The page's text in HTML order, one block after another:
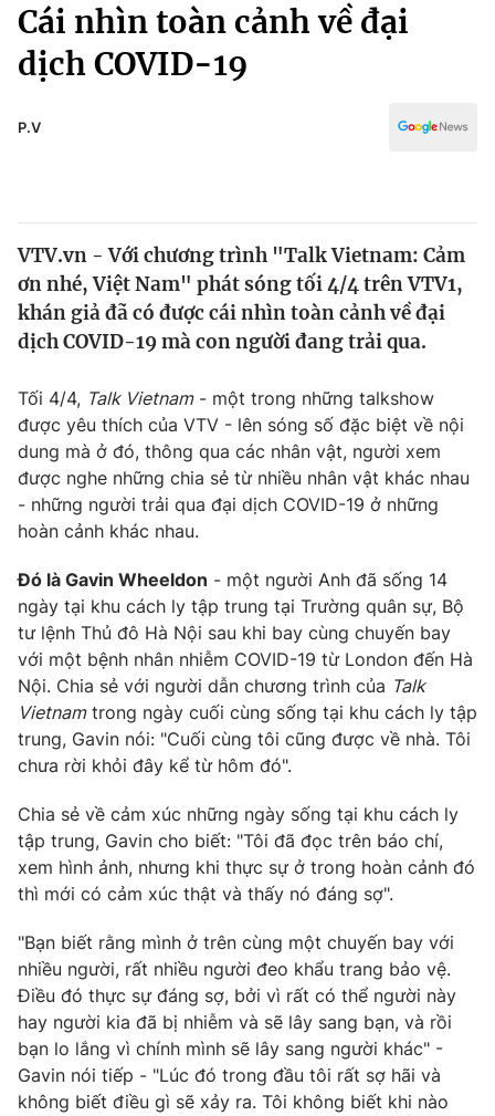
Chính trị
Xã hội
Pháp luật
Thế giới
Tin tức
Thế giới đó đây
Câu chuyện quốc tế
Kinh tế
Thị trường
Góc doanh nghiệp
Dữ liệu và đời sống
Truyền hình
Phim VTV
Hậu trường
Nhân vật
Khán giả
Giải sao mai
Giải trí
Âm nhạc
Sao
Đời sống
Du lịch
Làm đẹp
Chất lượng cuộc sống
Giáo dục
Tuyển sinh
Học trực tuyến
Công nghệ
Hitech Công nghệ tương lai
Sản phẩm
Thị trường
Tư vấn
Giao lưu trực tuyến
Lịch phát sóng
Emagazine Podcast
Photo Infographic
Video Shorts video
Truyền hình
Văn hóa - Giải trí
Cái nhìn toàn cảnh về đại
dịch COVID-19
P.V
VTV.vn - Với chương trình "Talk Vietnam: Cảm
ơn nhé, Việt Nam" phát sóng tối 4/4 trên VTV1,
khán giả đã có được cái nhìn toàn cảnh về đại
dịch COVID-19 mà con người đang trải qua.
Tối 4/4, Talk Vietnam- một trong những talkshow
được yêu thích của VTV - lên sóng số đặc biệt về nội
dung mà ở đó, thông qua các nhân vật, người xem
được nghe những chia sẻ từ nhiều nhân vật khác nhau
- những người trải qua đại dịch COVID-19 ở những
hoàn cảnh khác nhau.
Đó là Gavin Wheeldon - một người Anh đã sống 14
ngày tại khu cách ly tập trung tại Trường quân sự, Bộ
tư lệnh Thủ đô Hà Nội sau khi bay cùng chuyến bay
với một bệnh nhân nhiễm COVID-19 từ London đến Hà
Nội. Chia sẻ với người dẫn chương trình của Talk
Vietnamtrong ngày cuối cùng sống tại khu cách ly tập
trung, Gavin nói: "Cuối cùng tôi cũng được về nhà. Tôi
chưa rời khỏi đây kể từ hôm đó".
Chia sẻ về cảm xúc những ngày sống tại khu cách ly
tập trung, Gavin cho biết: "Tôi đã đọc trên báo chí,
xem hình ảnh, nhưng khi thực sự ở trong hoàn cảnh đó
thì mới có cảm xúc thật và thấy nó đáng sợ".
"Bạn biết rằng mình ở trên cùng một chuyến bay với
nhiều người, rất nhiều người đeo khẩu trang bảo vệ.
Điều đó thực sự đáng sợ, bởi vì rất có thể người này
hay người kia đã bị nhiễm và sẽ lây sang bạn, và rồi
bạn lo lắng vì chính mình sẽ lây sang người khác" -
Gavin nói tiếp - "Lúc đó trong đầu tôi rất sợ hãi và
không biết điều gì sẽ xảy ra. Tôi không biết khi nào